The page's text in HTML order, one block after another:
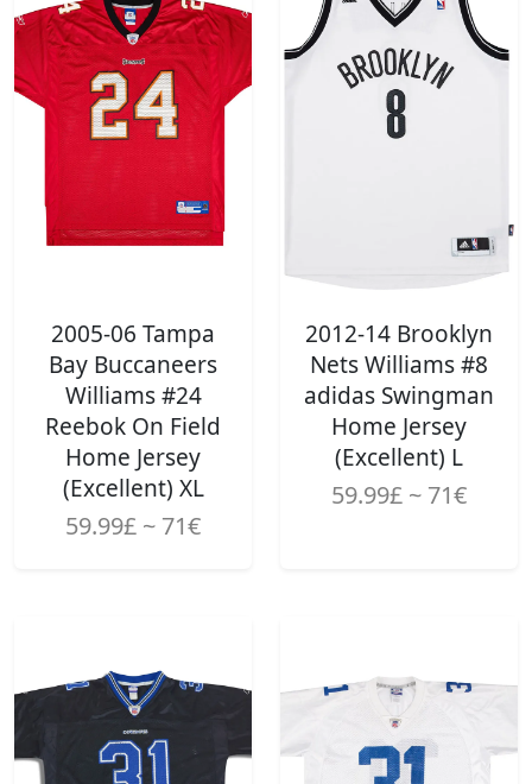
2005-06 Tampa
Bay Buccaneers
Williams #24
Reebok On Field
Home Jersey
(Excellent) XL
59.99£ ~ 71€
2012-14 Brooklyn
Nets Williams #8
adidas Swingman
Home Jersey
(Excellent) L
59.99£ ~ 71€